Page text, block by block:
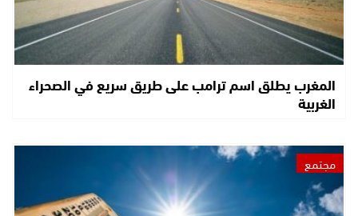
المغرب يطلق اسم ترامب على طريق سريع في الصحراء
الغربية
مجتمع